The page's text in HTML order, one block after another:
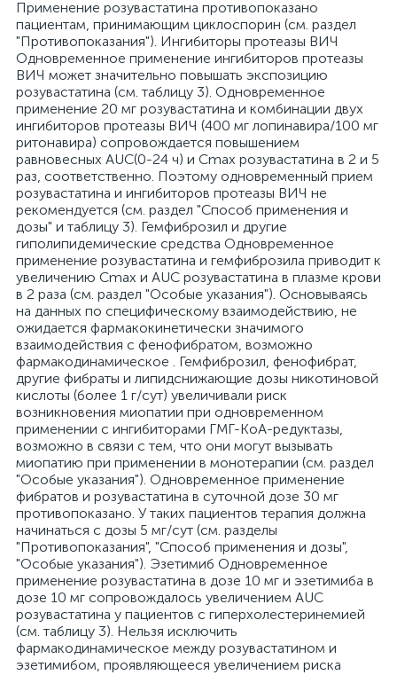
Применение розувастатина противопоказано
пациентам, принимающим циклоспорин (см. раздел
"Противопоказания"). Ингибиторы протеазы ВИЧ
Одновременное применение ингибиторов протеазы
ВИЧ может значительно повышать экспозицию
розувастатина (см. таблицу 3). Одновременное
применение 20 мг розувастатина и комбинации двух
ингибиторов протеазы ВИЧ (400 мг лопинавира/100 мг
ритонавира) сопровождается повышением
равновесных AUC(0-24 ч) и Cmax розувастатина в 2 и 5
раз, соответственно. Поэтому одновременный прием
розувастатина и ингибиторов протеазы ВИЧ не
рекомендуется (см. раздел "Способ применения и
дозы" и таблицу 3). Гемфиброзил и другие
гиполипидемические средства Одновременное
применение розувастатина и гемфиброзила приводит к
увеличению Сmах и AUC розувастатина в плазме крови
в 2 раза (см. раздел "Особые указания"). Основываясь
на данных по специфическому взаимодействию, не
ожидается фармакокинетически значимого
взаимодействия с фенофибратом, возможно
фармакодинамическое . Гемфиброзил, фенофибрат,
другие фибраты и липидснижающие дозы никотиновой
кислоты (более 1 г/сут) увеличивали риск
возникновения миопатии при одновременном
применении с ингибиторами ГМГ-КоА-редуктазы,
возможно в связи с тем, что они могут вызывать
миопатию при применении в монотерапии (см. раздел
"Особые указания"). Одновременное применение
фибратов и розувастатина в суточной дозе 30 мг
противопоказано. У таких пациентов терапия должна
начинаться с дозы 5 мг/сут (см. разделы
"Противопоказания", "Способ применения и дозы",
"Особые указания"). Эзетимиб Одновременное
применение розувастатина в дозе 10 мг и эзетимиба в
дозе 10 мг сопровождалось увеличением AUC
розувастатина у пациентов с гиперхолестеринемией
(см. таблицу 3). Нельзя исключить
фармакодинамическое между розувастатином и
эзетимибом, проявляющееся увеличением риска